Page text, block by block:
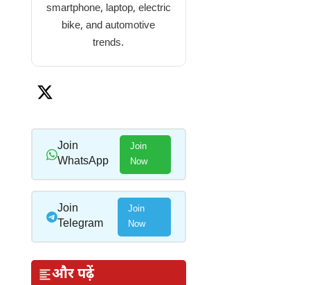
smartphone, laptop, electric
bike, and automotive
trends.
Join
WhatsApp
Join
Now
Join
Telegram
Join
Now
और पढ़ें